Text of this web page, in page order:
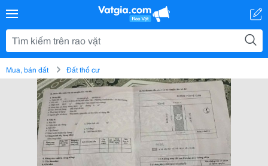
Mua, bán đất Đất thổ cư